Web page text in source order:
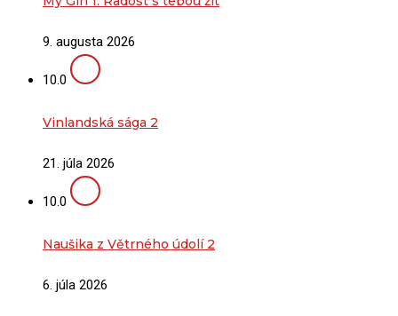
9. augusta 2026
10.0
Vinlandská sága 2
21. júla 2026
10.0
Naušika z Větrného údolí 2
6. júla 2026